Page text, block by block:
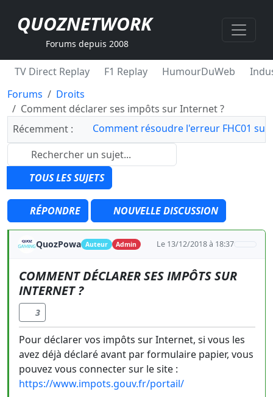
QUOZNETWORK
Forums depuis 2008
TV Direct Replay F1 Replay HumourDuWeb
Forums
Droits
Comment déclarer ses impôts sur Internet ?
Récemment :
Comment résoudre l'erreur FHC01 sur
TOUS LES SUJETS
RÉPONDRE NOUVELLE DISCUSSION
QuozPowa Auteur Admin Le 13/12/2018 à 18:37
COMMENT DÉCLARER SES IMPÔTS SUR
INTERNET ?
3
Pour déclarer vos impôts sur Internet, si vous les
avez déjà déclaré avant par formulaire papier, vous
pouvez vous connecter sur le site :
https://www.impots.gouv.fr/portail/